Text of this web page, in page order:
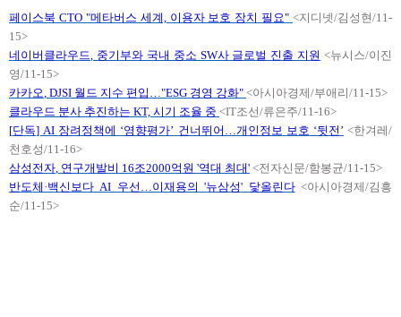
페이스북 CTO "메타버스 세계, 이용자 보호 장치 필요" <지디넷/김성현/11-
15>
네이버클라우드, 중기부와 국내 중소 SW사 글로벌 진출 지원 <뉴시스/이진
영/11-15>
카카오, DJSI 월드 지수 편입…"ESG 경영 강화" <아시아경제/부애리/11-15>
클라우드 분사 추진하는 KT, 시기 조율 중 <IT조선/류은주/11-16>
[단독] AI 장려정책에 ‘영향평가’ 건너뛰어…개인정보 보호 ‘뒷전’ <한겨레/
천호성/11-16>
삼성전자, 연구개발비 16조2000억원 '역대 최대' <전자신문/함봉균/11-15>
반도체·백신보다 AI 우선…이재용의 '뉴삼성' 닻올린다 <아시아경제/김흥
순/11-15>